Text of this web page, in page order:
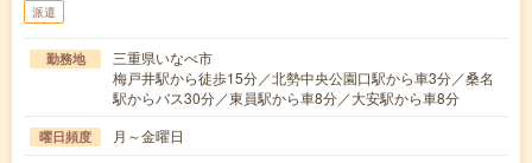
派遣
勤務地
三重県いなべ市
梅戸井駅から徒歩15分／北勢中央公園口駅から車3分／桑名
駅からバス30分／東員駅から車8分／大安駅から車8分
曜日頻度 月～金曜日